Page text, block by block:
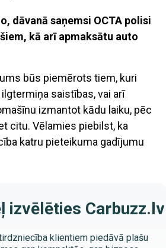
dāvanā saņemsi OCTA polisi
kā arī apmaksātu auto
būs piemērots tiem, kuri
saistības, vai arī
izmantot kādu laiku, pēc
citu. Vēlamies piebilst, ka
katru pieteikuma gadījumu
izvēlēties Carbuzz.lv
klientiem piedāvā plašu